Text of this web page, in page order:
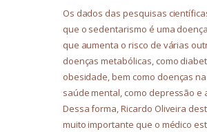
Os dados das pesquisas
que o sedentarismo é uma
que aumenta o risco de várias
doenças metabólicas, como
obesidade, bem como doenças
saúde mental, como depressão e
Dessa forma, Ricardo Oliveira
muito importante que o médico